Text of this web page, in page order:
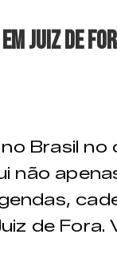
Juiz de
Brasil
não
de Fora.